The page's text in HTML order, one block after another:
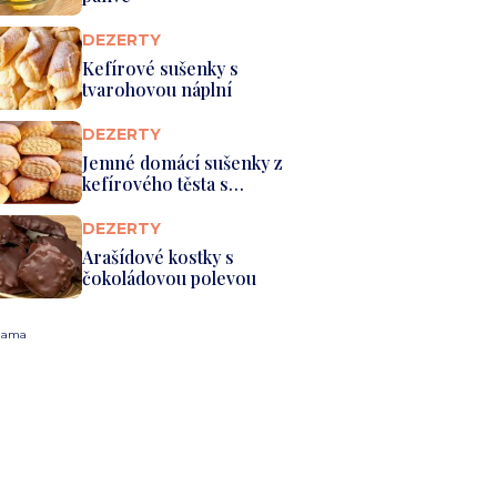
DEZERTY
Kefírové sušenky s
tvarohovou náplní
DEZERTY
Jemné domácí sušenky z
kefírového těsta s
drobenkovou n...
DEZERTY
Arašídové kostky s
čokoládovou polevou